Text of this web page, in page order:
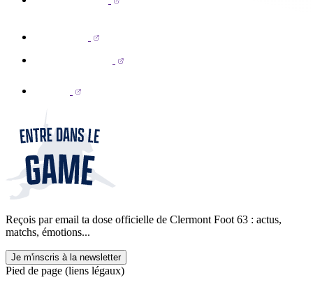
Reçois par email ta dose officielle de Clermont Foot 63 : actus,
matchs, émotions...
Je m'inscris à la newsletter
Pied de page (liens légaux)